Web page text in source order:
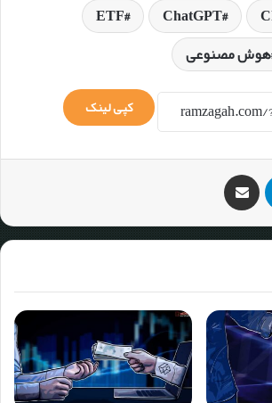
ChatGPT
ETF
هوش مصنوعی
کپی لینک